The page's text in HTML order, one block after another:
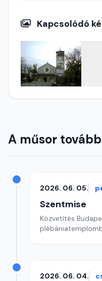
Kapcsolódó
A műsor
2026. 06. 05.
Szentmise
Közvetítés
2026. 06. 04.